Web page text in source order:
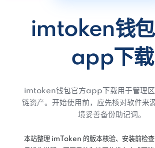
imtoken钱
app下载
imtoken钱包官方app下载用于管理区
链资产。开始使用前，应先核对软件来
境妥善备份助记词。
本站整理 imToken 的版本核验、安装前检